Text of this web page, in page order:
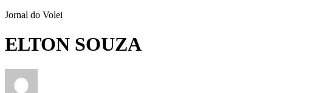
Jornal do Volei
ELTON SOUZA